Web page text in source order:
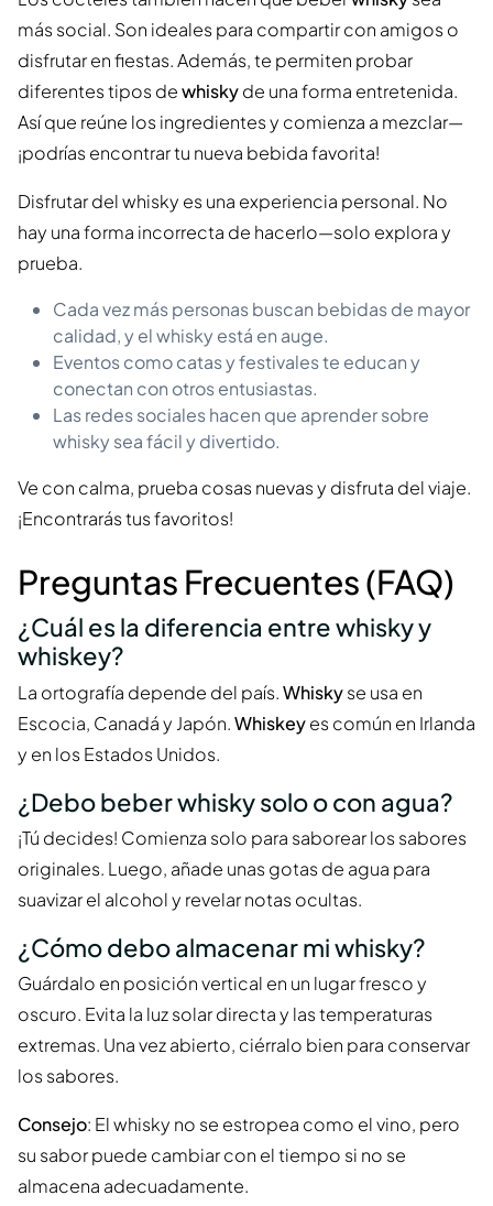
más social. Son ideales para compartir con amigos o
disfrutar en fiestas. Además, te permiten probar
diferentes tipos dewhiskyde una forma entretenida.
Así que reúne los ingredientes y comienza a mezclar—
¡podrías encontrar tu nueva bebida favorita!
Disfrutar del whisky es una experiencia personal. No
hay una forma incorrecta de hacerlo—solo explora y
prueba.
Cada vez más personas buscan bebidas de mayor
calidad, y el whisky está en auge.
Eventos como catas y festivales te educan y
conectan con otros entusiastas.
Las redes sociales hacen que aprender sobre
whisky sea fácil y divertido.
Ve con calma, prueba cosas nuevas y disfruta del viaje.
¡Encontrarás tus favoritos!
Preguntas Frecuentes (FAQ)
¿Cuál es la diferencia entre whisky y
whiskey?
La ortografía depende del país.Whiskyse usa en
Escocia, Canadá y Japón.Whiskeyes común en Irlanda
y en los Estados Unidos.
¿Debo beber whisky solo o con agua?
¡Tú decides! Comienza solo para saborear los sabores
originales. Luego, añade unas gotas de agua para
suavizar el alcohol y revelar notas ocultas.
¿Cómo debo almacenar mi whisky?
Guárdalo en posición vertical en un lugar fresco y
oscuro. Evita la luz solar directa y las temperaturas
extremas. Una vez abierto, ciérralo bien para conservar
los sabores.
Consejo: El whisky no se estropea como el vino, pero
su sabor puede cambiar con el tiempo si no se
almacena adecuadamente.